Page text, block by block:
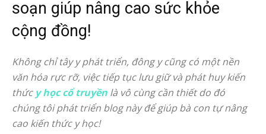
soạn giúp nâng cao sức khỏe
cộng đồng!
Không chỉ tây y phát triển, đông y cũng có một nền
văn hóa rực rỡ, việc tiếp tục lưu giữ và phát huy kiến
thức y học cổ truyền là vô cùng cần thiết do đó
chúng tôi phát triển blog này để giúp bà con tự nâng
cao kiến thức y học!